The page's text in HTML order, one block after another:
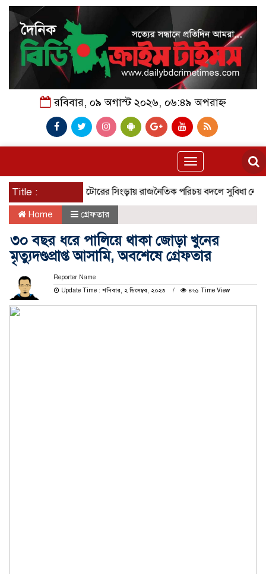
রবিবার, ০৯ অগাস্ট ২০২৬, ০৬:৪৯ অপরাহ্ন
Toggle
navigation
Title : নাটোরের সিংড়ায় রাজনৈতিক পরিচয় বদলে সুবিধা নেওয়ার
Home গ্রেফতার
৩০ বছর ধরে পালিয়ে থাকা জোড়া খুনের
মৃত্যুদণ্ডপ্রাপ্ত আসামি, অবশেষে গ্রেফতার
Reporter Name
Update Time : শনিবার, ২ ডিসেম্বর, ২০২৩
৪৬১ Time View